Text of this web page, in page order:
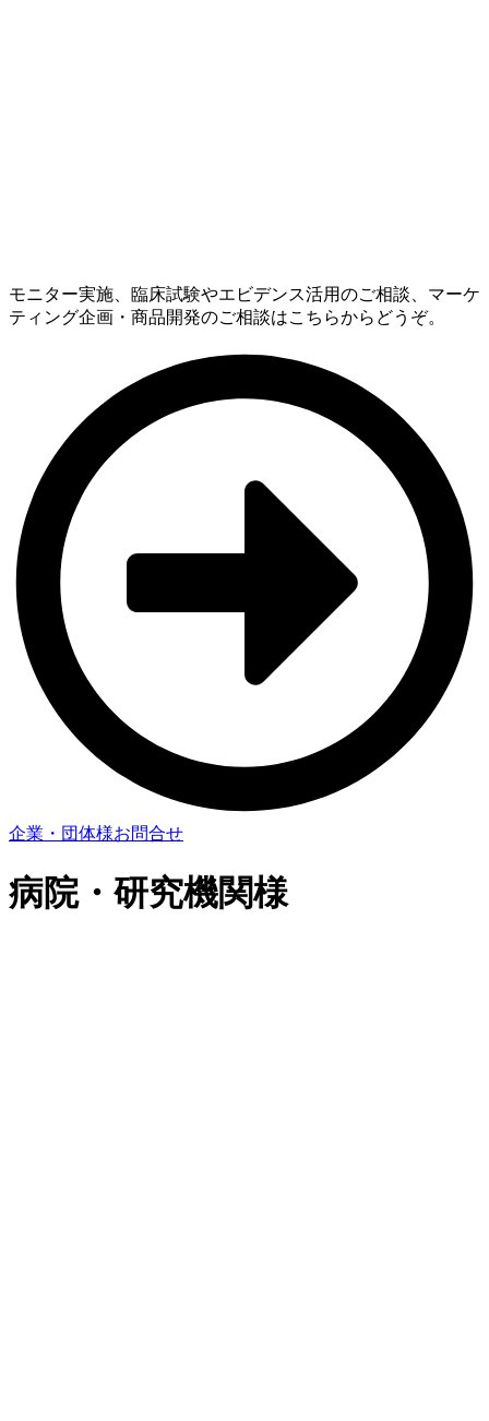
モニター実施、臨床試験やエビデンス活用のご相談、マーケ
ティング企画・商品開発のご相談はこちらからどうぞ。
企業・団体様お問合せ
病院・研究機関様